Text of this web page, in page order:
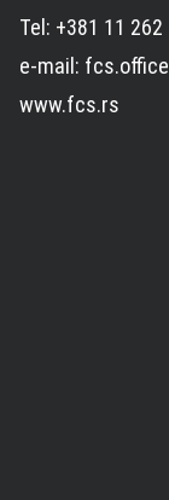
Tel: +381 11 262
e-mail:
www.fcs.rs